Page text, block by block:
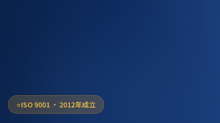
⭐ISO 9001 · 2012年成立